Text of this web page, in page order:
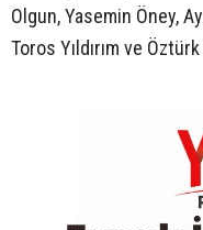
Olgun, Yasemin Öney,
Toros Yıldırım ve Öztürk